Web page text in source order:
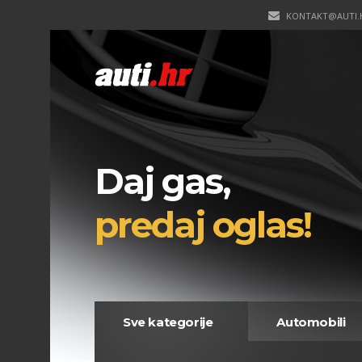
Daj gas,
predaj oglas!
Sve kategorije Automobili